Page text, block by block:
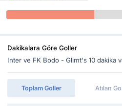
Dakikalara Göre Goller
Inter ve FK Bodo - Glimt's 10 dakika
Toplam Goller Atılan